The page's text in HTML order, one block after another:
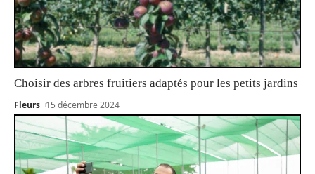
Choisir des arbres fruitiers adaptés pour les petits jardins
Fleurs 15 décembre 2024